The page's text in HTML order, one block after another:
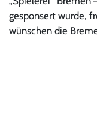
gesponsert wurde,
wünschen die